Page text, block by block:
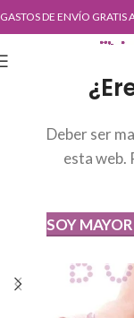
Deber ser
esta web.
SOY
GASTOS DE ENVÍO GRATIS